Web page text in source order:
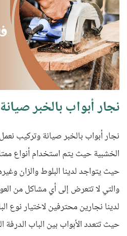
نجار أبواب بالخبر
نجار أبواب بالخبر صيانة وتركيب
الخشبية حيث يتم استخدام أنواع
حيث يتواجد لدينا البلوط والزان
والتي لا تتعرض إلى أي مشاكل من
لدينا نجارين محترفين لاختيار نوع
حيث تتعدد الأبواب بين الباب الدرفة